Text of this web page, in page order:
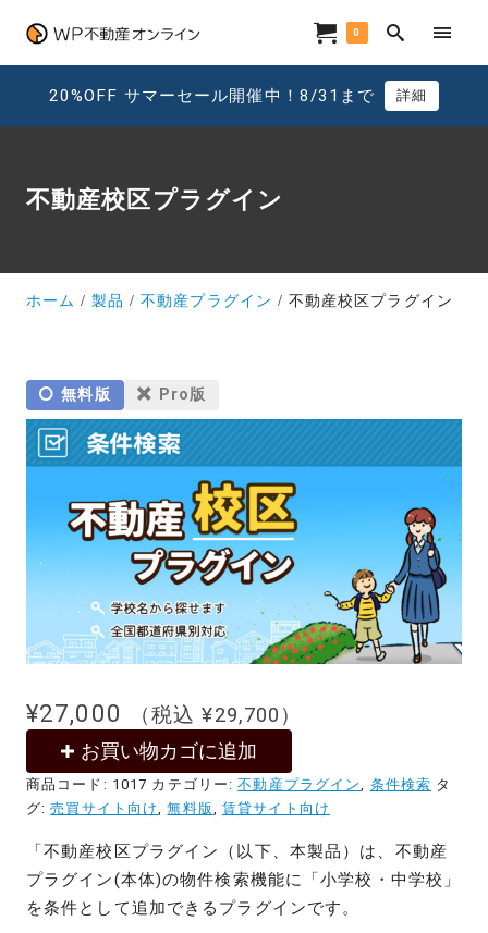
0
20%OFF サマーセール開催中！8/31まで 詳細
不動産校区プラグイン
ホーム 製品 不動産プラグイン 不動産校区プラグイン
無料版 Pro版
¥27,000 （税込¥29,700 ）
お買い物カゴに追加
商品コード: 1017 カテゴリー:不動産プラグイン 条件検索 タ
グ:売買サイト向け ,無料版 ,賃貸サイト向け
「不動産校区プラグイン（以下、本製品）は、不動産
プラグイン(本体)の物件検索機能に「小学校・中学校」
を条件として追加できるプラグインです。